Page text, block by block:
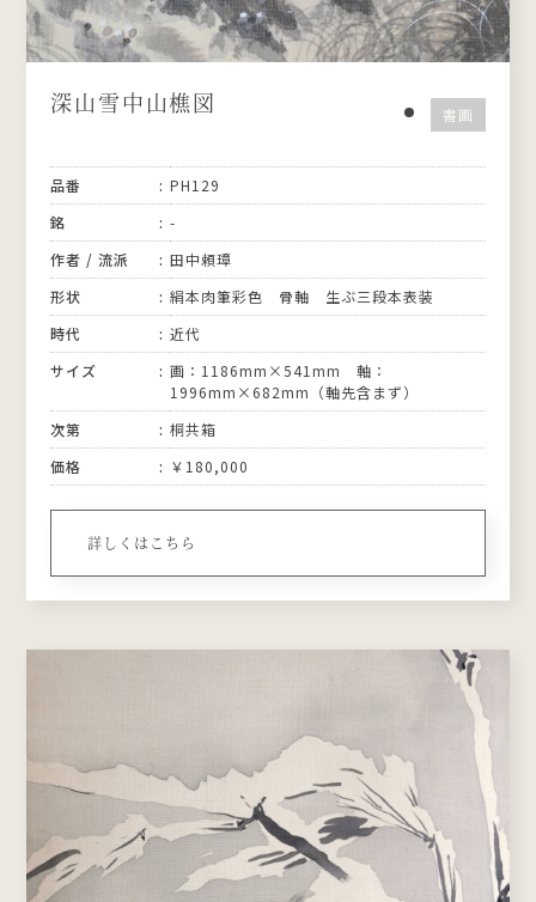
深山雪中山樵図 書画
品番
PH129
銘
-
作者 / 流派
田中頼璋
形状
絹本肉筆彩色 骨軸 生ぶ三段本表装
時代
近代
サイズ
画：1186mm×541mm 軸：
1996mm×682mm（軸先含まず）
次第
桐共箱
価格
￥180,000
詳しくはこちら